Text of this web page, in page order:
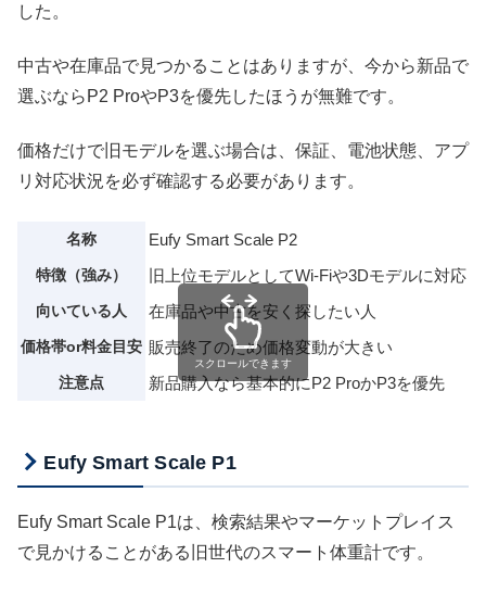
した。
中古や在庫品で見つかることはありますが、今から新品で
選ぶならP2 ProやP3を優先したほうが無難です。
価格だけで旧モデルを選ぶ場合は、保証、電池状態、アプ
リ対応状況を必ず確認する必要があります。
名称 Eufy Smart Scale P2
特徴（強み） 旧上位モデルとしてWi-Fiや3Dモデルに対応
向いている人 在庫品や中古を安く探したい人
価格帯or料金目安 販売終了のため価格変動が大きい
注意点 新品購入なら基本的にP2 ProかP3を優先
スクロールできます
Eufy Smart Scale P1
Eufy Smart Scale P1は、検索結果やマーケットプレイス
で見かけることがある旧世代のスマート体重計です。